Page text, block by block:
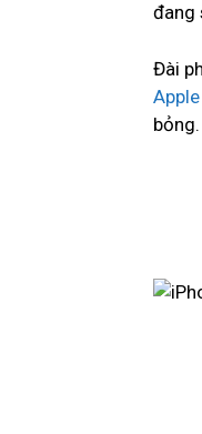
đang
Đài
Apple